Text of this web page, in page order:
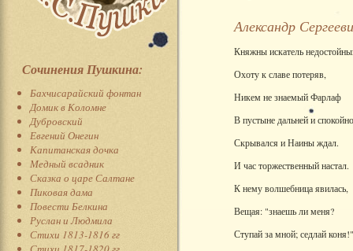
Сочинения Пушкина:
Бахчисарайский фонтан
Домик в Коломне
Дубровский
Евгений Онегин
Капитанская дочка
Медный всадник
Сказка о царе Салтане
Пиковая дама
Повести Белкина
Руслан и Людмила
Стихи 1813-1816 гг
Александр
Княжны искатель
Охоту к славе потеряв,
Никем не знаемый Фарлаф
В пустыне дальней и
Скрывался и Наины ждал.
И час торжественный настал.
К нему волшебница явилась,
Вещая: "знаешь ли меня?
Ступай за мной; седлай коня!"